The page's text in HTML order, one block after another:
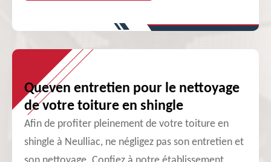
Queven entretien pour le nettoyage
de votre toiture en shingle
Afin de profiter pleinement de votre toiture en
shingle à Neulliac, ne négligez pas son entretien et